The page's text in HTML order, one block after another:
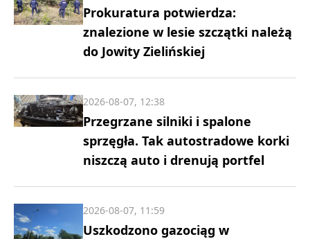
Prokuratura potwierdza:
znalezione w lesie szczątki należą
do Jowity Zielińskiej
Przegrzane silniki i spalone
sprzęgła. Tak autostradowe korki
niszczą auto i drenują portfel
2026-08-07, 12:38
Uszkodzono gazociąg w
2026-08-07, 11:59